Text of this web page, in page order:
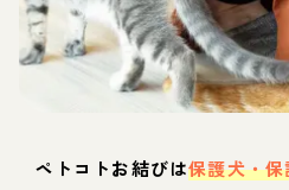
ペトコトお結びは保護犬・